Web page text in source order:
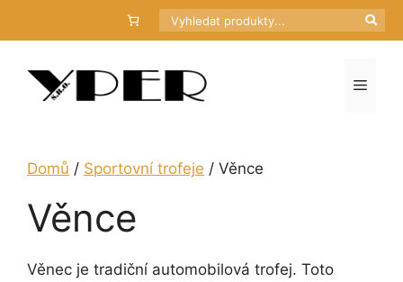
Hledat
Menu
Domů / Sportovní trofeje / Věnce
Věnce
Věnec je tradiční automobilová trofej. Toto